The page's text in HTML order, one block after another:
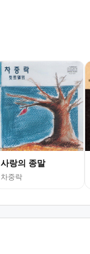
사랑의 종말
차중락